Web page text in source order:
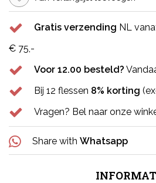
Gratis verzending NL
€ 75,-
Voor 12.00 besteld?
Bij 12 flessen 8% korting
Vragen? Bel naar onze
Share with Whatsapp